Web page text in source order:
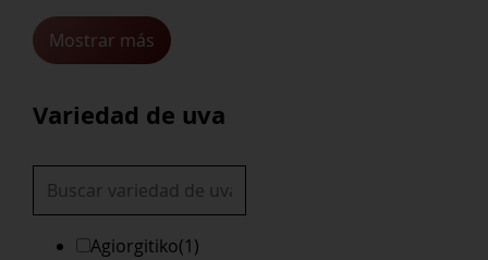
Mostrar más
Variedad de uva
Agiorgitiko(1)